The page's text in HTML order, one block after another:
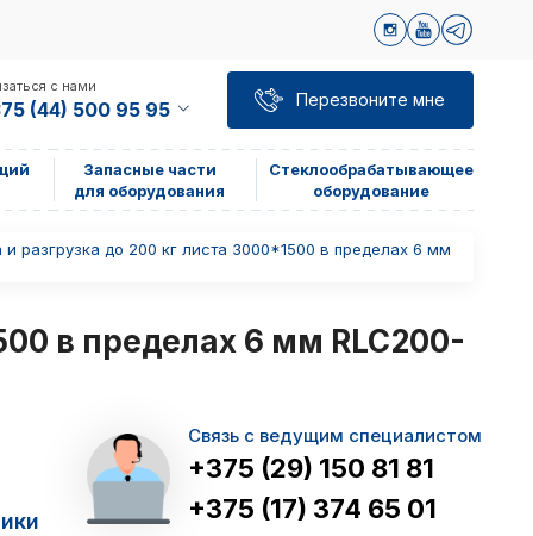
с нами
(44) 500 95 95 Перезвоните мне
Запасные части
для оборудования
Стеклообрабатывающее
оборудование
и разгрузка до 200 кг листа 3000*1500 в пределах 6 мм
в пределах 6 мм RLC200-
Связь с ведущим специалистом
+375 (29) 150 81 81
+375 (17) 374 65 01